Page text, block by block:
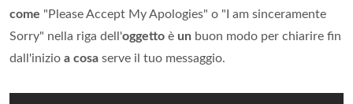
come "Please Accept My Apologies" o "I am sinceramente
Sorry" nella riga dell'oggetto è un buon modo per chiarire fin
dall'inizio a cosa serve il tuo messaggio.